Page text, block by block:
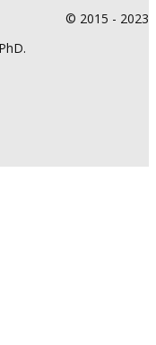
© 2015 - 2023